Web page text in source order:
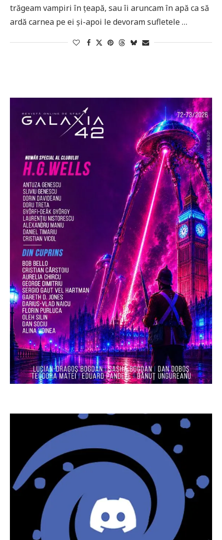
trăgeam vampiri în țeapă, sau îi aruncam în apă ca să
ardă carnea pe ei și-apoi le devoram sufletele …